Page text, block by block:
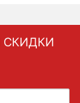
СКИДКИ